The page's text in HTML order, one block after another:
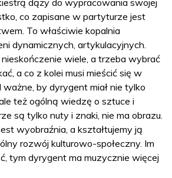
dąży do wypracowania swojej
co zapisane w partyturze jest
To właściwie kopalnia
dynamicznych, artykulacyjnych.
wiele, a trzeba wybrać
a co z kolei musi mieścić się w
by dyrygent miał nie tylko
też ogólną wiedzę o sztuce i
są tylko nuty i znaki, nie ma obrazu.
wyobraźnia, a kształtujemy ją
rozwój kulturowo-społeczny. Im
tym dyrygent ma muzycznie więcej